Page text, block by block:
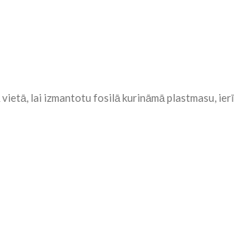
lai izmantotu fosilā kurināmā plastmasu,